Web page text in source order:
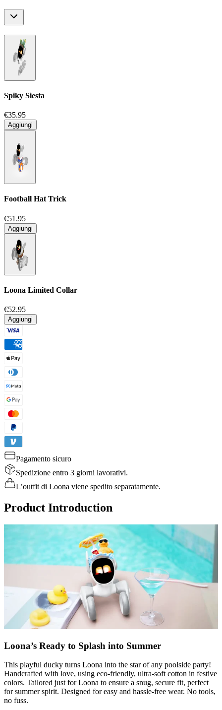
Spiky Siesta
€35.95
Aggiungi
Football Hat Trick
€51.95
Aggiungi
Loona Limited Collar
€52.95
Aggiungi
Pagamento sicuro
Spedizione entro 3 giorni lavorativi.
L’outfit di Loona viene spedito separatamente.
Product Introduction
Loona’s Ready to Splash into Summer
This playful ducky turns Loona into the star of any poolside party!
Handcrafted with love, using eco-friendly, ultra-soft cotton in festive
colors. Tailored just for Loona to ensure a snug, secure fit, perfect
for summer spirit. Designed for easy and hassle-free wear. No tools,
no fuss.